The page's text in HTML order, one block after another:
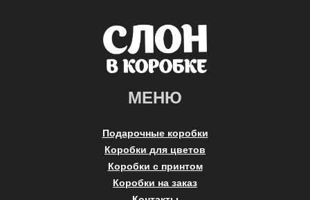
МЕНЮ
Подарочные коробки
Коробки для цветов
Коробки с принтом
Коробки на заказ